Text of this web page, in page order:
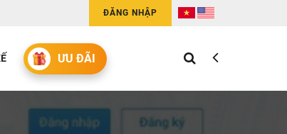
ĐĂNG NHẬP
ƯU ĐÃI